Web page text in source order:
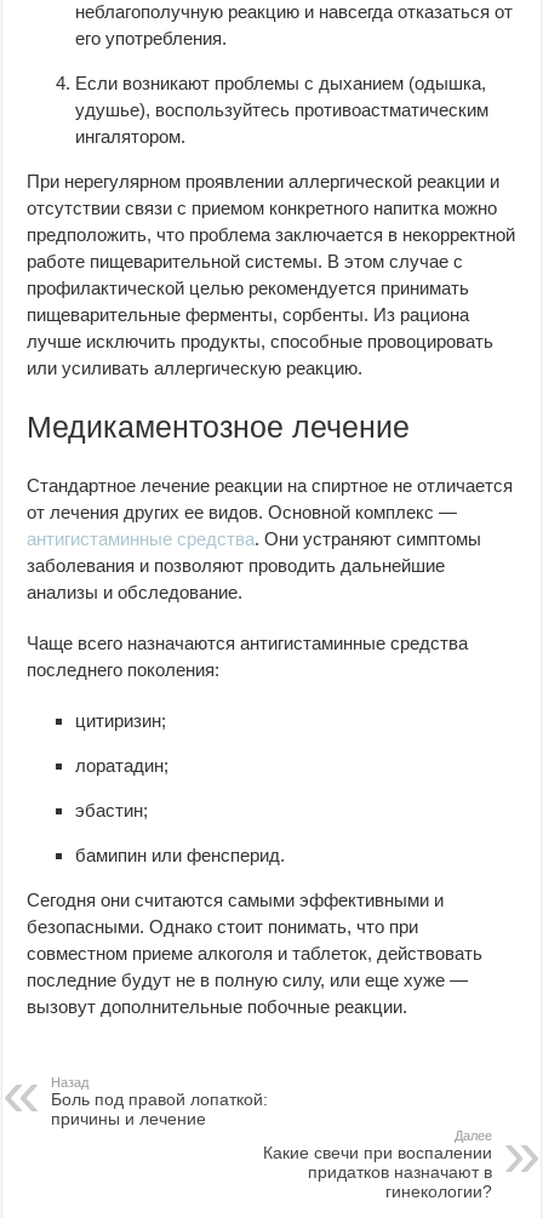
неблагополучную реакцию и навсегда отказаться от
его употребления.
Если возникают проблемы с дыханием (одышка,
удушье), воспользуйтесь противоастматическим
ингалятором.
При нерегулярном проявлении аллергической реакции и
отсутствии связи с приемом конкретного напитка можно
предположить, что проблема заключается в некорректной
работе пищеварительной системы. В этом случае с
профилактической целью рекомендуется принимать
пищеварительные ферменты, сорбенты. Из рациона
лучше исключить продукты, способные провоцировать
или усиливать аллергическую реакцию.
Медикаментозное лечение
Стандартное лечение реакции на спиртное не отличается
от лечения других ее видов. Основной комплекс —
антигистаминные средства. Они устраняют симптомы
заболевания и позволяют проводить дальнейшие
анализы и обследование.
Чаще всего назначаются антигистаминные средства
последнего поколения:
цитиризин;
лоратадин;
эбастин;
бамипин или фенсперид.
Сегодня они считаются самыми эффективными и
безопасными. Однако стоит понимать, что при
совместном приеме алкоголя и таблеток, действовать
последние будут не в полную силу, или еще хуже —
вызовут дополнительные побочные реакции.
Назад
Боль под правой лопаткой:
причины и лечение
Далее
Какие свечи при воспалении
придатков назначают в
гинекологии?